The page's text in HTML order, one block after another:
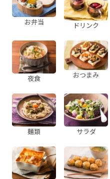
お弁当 ドリンク
夜食 おつまみ
麺類 サラダ